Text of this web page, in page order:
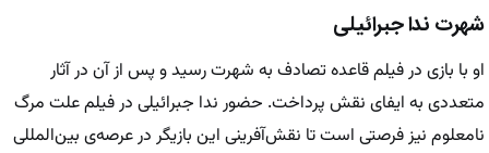
شهرت ندا جبرائیلی
او با بازی در فیلم قاعده تصادف به شهرت رسید و پس از آن در آثار
متعددی به ایفای نقش پرداخت. حضور ندا جبرائیلی در فیلم علت مرگ
نامعلوم نیز فرصتی است تا نقش‌آفرینی این بازیگر در عرصه‌ی بین‌المللی